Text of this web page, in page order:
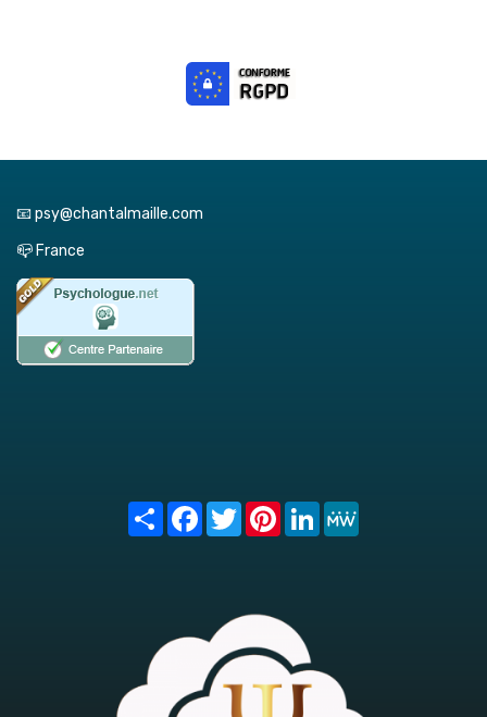
📧 psy@chantalmaille.com
📪 France
Share FacebookTwitterPinterest
LinkedIn